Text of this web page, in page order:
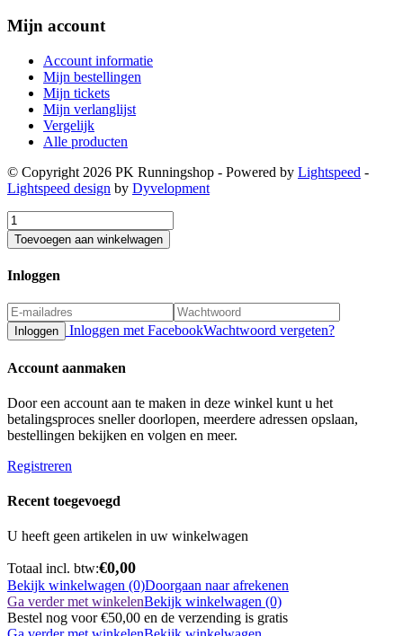
Mijn account
Account informatie
Mijn bestellingen
Mijn tickets
Mijn verlanglijst
Vergelijk
Alle producten
© Copyright 2026 PK Runningshop - Powered by Lightspeed -
Lightspeed design by Dyvelopment
Toevoegen aan winkelwagen
Inloggen
Inloggen Inloggen met FacebookWachtwoord vergeten?
Account aanmaken
Door een account aan te maken in deze winkel kunt u het
betalingsproces sneller doorlopen, meerdere adressen opslaan,
bestellingen bekijken en volgen en meer.
Registreren
Recent toegevoegd
U heeft geen artikelen in uw winkelwagen
Totaal incl. btw:€0,00
Bekijk winkelwagen (0)Doorgaan naar afrekenen
Ga verder met winkelenBekijk winkelwagen (0)
Bestel nog voor€50,00 en de verzending is gratis